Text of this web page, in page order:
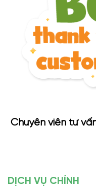
Chuyên viên tư
DỊCH VỤ CHÍNH